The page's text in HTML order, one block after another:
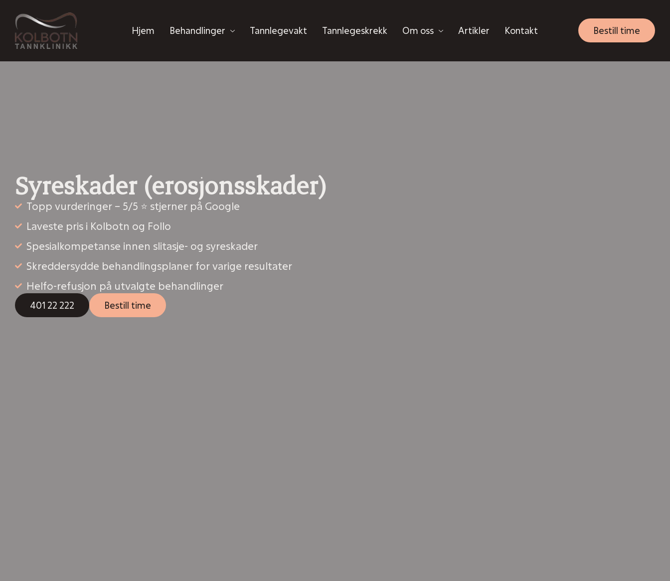
Hjem Behandlinger Tannlegevakt Tannlegeskrekk Om oss Artikler Kontakt Bestill time
Syreskader (erosjonsskader)
Topp vurderinger – 5/5 ⭐ stjerner på Google
Laveste pris i Kolbotn og Follo
Spesialkompetanse innen slitasje- og syreskader
Skreddersydde behandlingsplaner for varige resultater
Helfo-refusjon på utvalgte behandlinger
401 22 222 Bestill time